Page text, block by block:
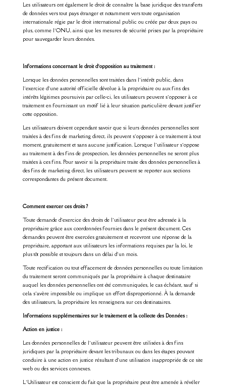
Les utilisateurs ont également le droit de connaître la base juridique des transferts
de données vers tout pays étranger et notamment vers toute organisation
internationale régie par le droit international public ou créée par deux pays ou
plus, comme l’ONU, ainsi que les mesures de sécurité prises par la propriétaire
pour sauvegarder leurs données.
Informations concernant le droit d’opposition au traitement :
Lorsque les données personnelles sont traitées dans l’intérêt public, dans
l’exercice d’une autorité officielle dévolue à la propriétaire ou aux fins des
intérêts légitimes poursuivis par celle-ci, les utilisateurs peuvent s’opposer à ce
traitement en fournissant un motif lié à leur situation particulière devant justifier
cette opposition.
Les utilisateurs doivent cependant savoir que si leurs données personnelles sont
traitées à des fins de marketing direct, ils peuvent s’opposer à ce traitement à tout
moment, gratuitement et sans aucune justification. Lorsque l’utilisateur s’oppose
au traitement à des fins de prospection, les données personnelles ne seront plus
traitées à ces fins. Pour savoir si la propriétaire traite des données personnelles à
des fins de marketing direct, les utilisateurs peuvent se reporter aux sections
correspondantes du présent document.
Comment exercer ces droits ?
Toute demande d’exercice des droits de l’utilisateur peut être adressée à la
propriétaire grâce aux coordonnées fournies dans le présent document. Ces
demandes peuvent être exercées gratuitement et recevront une réponse de la
propriétaire, apportant aux utilisateurs les informations requises par la loi, le
plus tôt possible et toujours dans un délai d’un mois.
Toute rectification ou tout effacement de données personnelles ou toute limitation
du traitement seront communiqués par la propriétaire à chaque destinataire
auquel les données personnelles ont été communiquées, le cas échéant, sauf si
cela s’avère impossible ou implique un effort disproportionné. À la demande
des utilisateurs, la propriétaire les renseignera sur ces destinataires.
Informations supplémentaires sur le traitement et la collecte des Données :
Action en justice :
Les données personnelles de l’utilisateur peuvent être utilisées à des fins
juridiques par la propriétaire devant les tribunaux ou dans les étapes pouvant
conduire à une action en justice résultant d’une utilisation inappropriée de ce site
web ou des services connexes.
L’Utilisateur est conscient du fait que la propriétaire peut être amenée à révéler